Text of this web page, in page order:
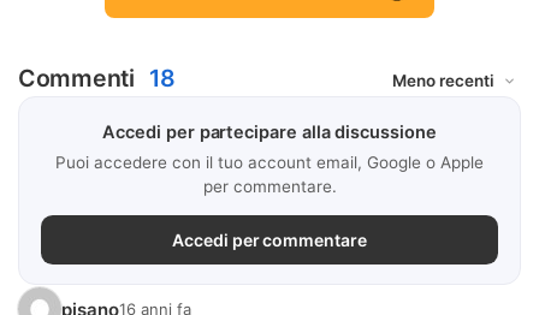
Commenti 18
Accedi per partecipare alla discussione
Puoi accedere con il tuo account email, Google o Apple
per commentare.
Accedi per commentare
pisano16 anni fa